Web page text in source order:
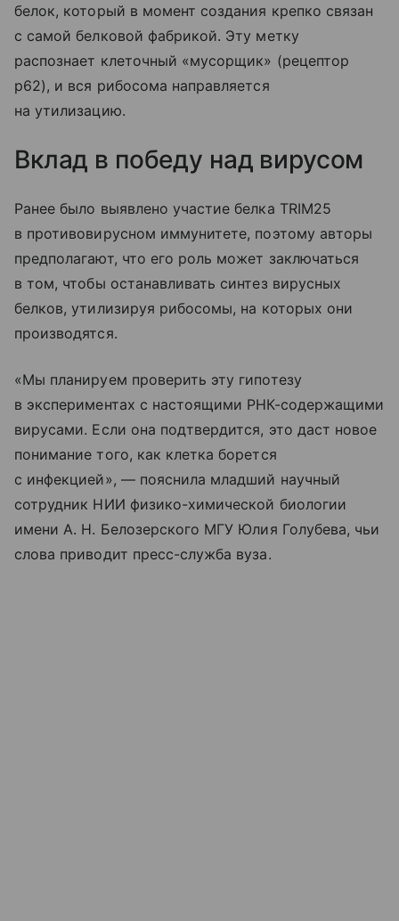
белок, который в момент создания крепко связан
с самой белковой фабрикой. Эту метку
распознает клеточный «мусорщик» (рецептор
p62), и вся рибосома направляется
на утилизацию.
Вклад в победу над вирусом
Ранее было выявлено участие белка TRIM25
в противовирусном иммунитете, поэтому авторы
предполагают, что его роль может заключаться
в том, чтобы останавливать синтез вирусных
белков, утилизируя рибосомы, на которых они
производятся.
«Мы планируем проверить эту гипотезу
в экспериментах с настоящими РНК-содержащими
вирусами. Если она подтвердится, это даст новое
понимание того, как клетка борется
с инфекцией», — пояснила младший научный
сотрудник НИИ физико-химической биологии
имени А. Н. Белозерского МГУ Юлия Голубева, чьи
слова приводит пресс-служба вуза.